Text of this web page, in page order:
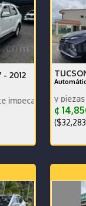
- 2012
y piezas internas
¢